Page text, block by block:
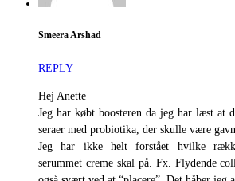
Smeera Arshad
REPLY
Hej Anette
Jeg har købt boosteren da jeg har læst at
seraer med probiotika, der skulle være
Jeg har ikke helt forstået hvilke
serummet creme skal på. Fx. Flydende